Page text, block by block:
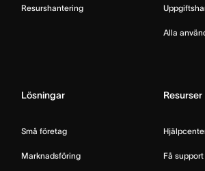
Resurshantering
Alla
Lösningar
Små företag
Marknadsföring
Resurser
Få support